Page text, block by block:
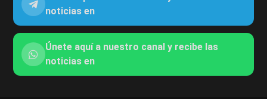
noticias en
Únete aquí a nuestro canal y recibe las
noticias en